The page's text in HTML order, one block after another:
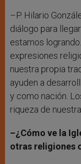
–P. Hilario
diálogo para
estamos
expresiones
nuestra propia
ayuden a
y como nación.
riqueza de
–¿Cómo ve la
otras religiones